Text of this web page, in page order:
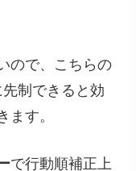
ので、こちらの
制できると効
ます。
で行動順補正上